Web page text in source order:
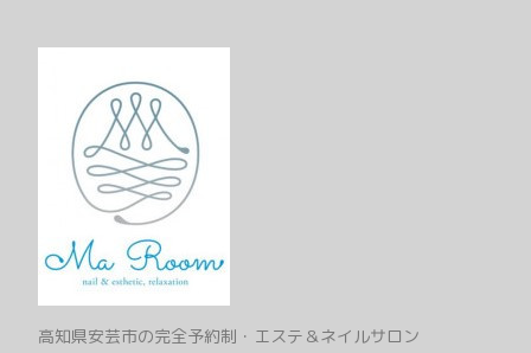
高知県安芸市の完全予約制・エステ＆ネイルサロン